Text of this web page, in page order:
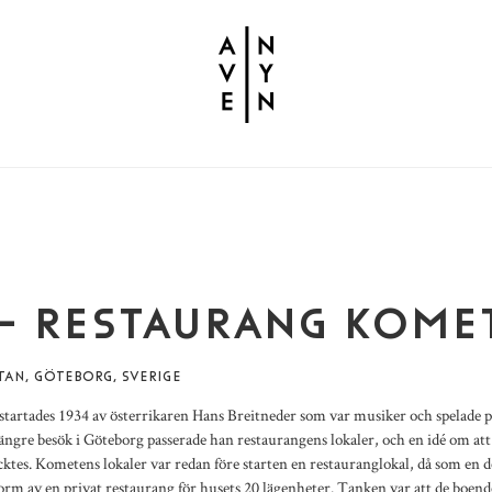
RESTAURANG
GÖTEBORG, SVERIGE
1934 av österrikaren Hans Breitneder som var musiker och spelade
besök i Göteborg passerade han restaurangens lokaler, och en idé om
Kometens lokaler var redan före starten en restauranglokal, då som en
av en privat restaurang för husets 20 lägenheter. Tanken var att de